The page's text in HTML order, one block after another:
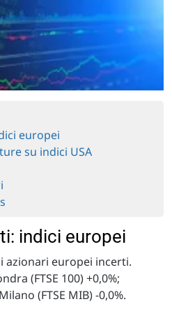
europei
su indici USA
indici europei
azionari europei incerti.
(FTSE 100) +0,0%;
(FTSE MIB) -0,0%.